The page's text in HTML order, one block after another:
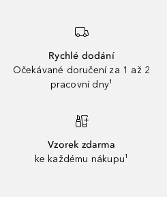
Rychlé dodání
Očekávané doručení za 1 až 2
pracovní dny¹
Vzorek zdarma
ke každému nákupu¹